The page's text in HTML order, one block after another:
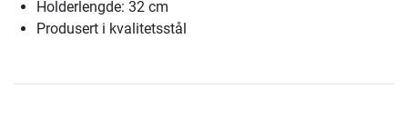
Holderlengde: 32 cm
Produsert i kvalitetsstål